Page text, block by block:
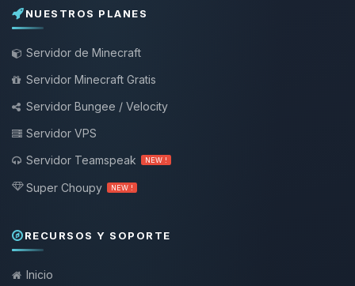
NUESTROS PLANES
Servidor de Minecraft
Servidor Minecraft Gratis
Servidor Bungee / Velocity
Servidor VPS
Servidor Teamspeak
NEW !
Super Choupy NEW !
RECURSOS Y SOPORTE
Inicio